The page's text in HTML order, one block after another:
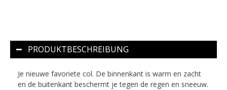
PRODUKTBESCHREIBUNG
Je nieuwe favoriete col. De binnenkant is warm en zacht
en de buitenkant beschermt je tegen de regen en sneeuw.